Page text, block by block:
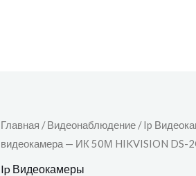
Главная /Видеонаблюдение /Ip
видеокамера — ИК 50М HIKVISION DS-
Ip Видеокамеры